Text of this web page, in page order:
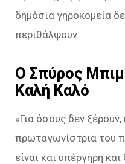
δημόσια γηροκομεία
περιθάλψουν.
Ο Σπύρος
Καλή Καλό
«Για όσους δεν
πρωταγωνίστρια του
είναι και υπέργηρη